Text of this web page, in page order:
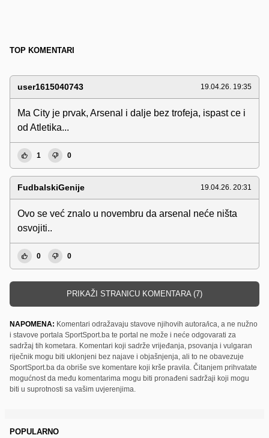
TOP KOMENTARI
user1615040743 19.04.26. 19:35
Ma City je prvak, Arsenal i dalje bez trofeja, ispast ce i
od Atletika...
1 0
FudbalskiGenije 19.04.26. 20:31
Ovo se već znalo u novembru da arsenal neće ništa
osvojiti..
0 0
PRIKAŽI STRANICU KOMENTARA (7)
NAPOMENA: Komentari odražavaju stavove njihovih autora/ica, a ne nužno
i stavove portala SportSport.ba te portal ne može i neće odgovarati za
sadržaj tih kometara. Komentari koji sadrže vrijeđanja, psovanja i vulgaran
riječnik mogu biti uklonjeni bez najave i objašnjenja, ali to ne obavezuje
SportSport.ba da obriše sve komentare koji krše pravila. Čitanjem prihvatate
mogućnost da među komentarima mogu biti pronađeni sadržaji koji mogu
biti u suprotnosti sa vašim uvjerenjima.
POPULARNO